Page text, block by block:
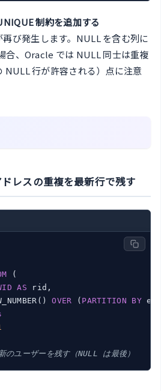
制約を追加する
び発生します。NULL を含む列に
合、Oracle では NULL 同士は重複
NULL 行が許容される）点に注意
レスの重複を最新行で残す
(
AS rid,
OVER ( PARTITION BY
ーザーを残す（NULL は最後）